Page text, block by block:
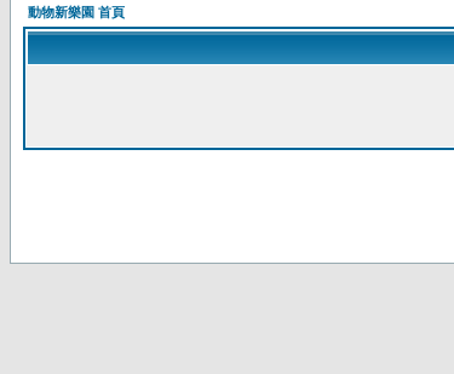
動物新樂園 首頁